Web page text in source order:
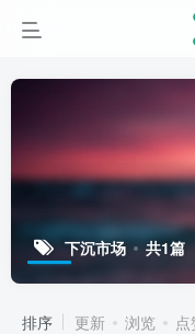
下沉市场 共1篇
排序 更新 浏览